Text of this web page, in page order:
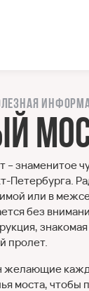
– знаменитое
Петербурга.
или в
без
пролет.
желающие
моста, чтобы